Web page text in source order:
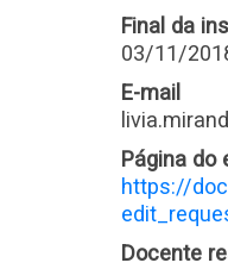
Final da
03/11/
E-mail
Página do
https://
Docente